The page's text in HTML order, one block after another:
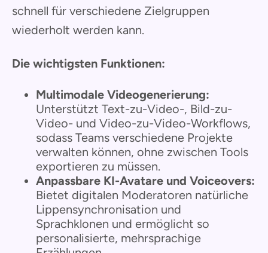
schnell für verschiedene Zielgruppen
wiederholt werden kann.
Die wichtigsten Funktionen:
Multimodale Videogenerierung:
Unterstützt Text-zu-Video-, Bild-zu-
Video- und Video-zu-Video-Workflows,
sodass Teams verschiedene Projekte
verwalten können, ohne zwischen Tools
exportieren zu müssen.
Anpassbare KI-Avatare und Voiceovers:
Bietet digitalen Moderatoren natürliche
Lippensynchronisation und
Sprachklonen und ermöglicht so
personalisierte, mehrsprachige